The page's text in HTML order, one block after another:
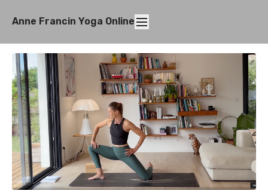
Anne Francin Yoga Online